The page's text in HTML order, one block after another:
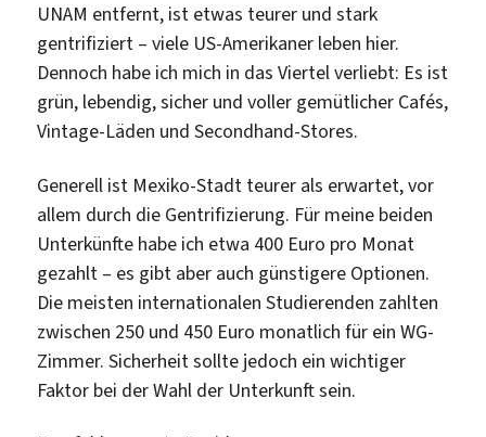
UNAM entfernt, ist etwas teurer und stark
gentrifiziert – viele US-Amerikaner leben hier.
Dennoch habe ich mich in das Viertel verliebt: Es ist
grün, lebendig, sicher und voller gemütlicher Cafés,
Vintage-Läden und Secondhand-Stores.
Generell ist Mexiko-Stadt teurer als erwartet, vor
allem durch die Gentrifizierung. Für meine beiden
Unterkünfte habe ich etwa 400 Euro pro Monat
gezahlt – es gibt aber auch günstigere Optionen.
Die meisten internationalen Studierenden zahlten
zwischen 250 und 450 Euro monatlich für ein WG-
Zimmer. Sicherheit sollte jedoch ein wichtiger
Faktor bei der Wahl der Unterkunft sein.